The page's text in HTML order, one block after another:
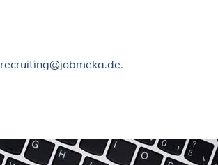
recruiting@jobmeka.de.